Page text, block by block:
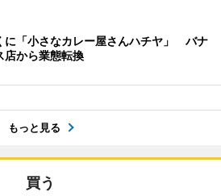
に「小さなカレー屋さんハチヤ」 バナ
店から業態転換
もっと見る
買う